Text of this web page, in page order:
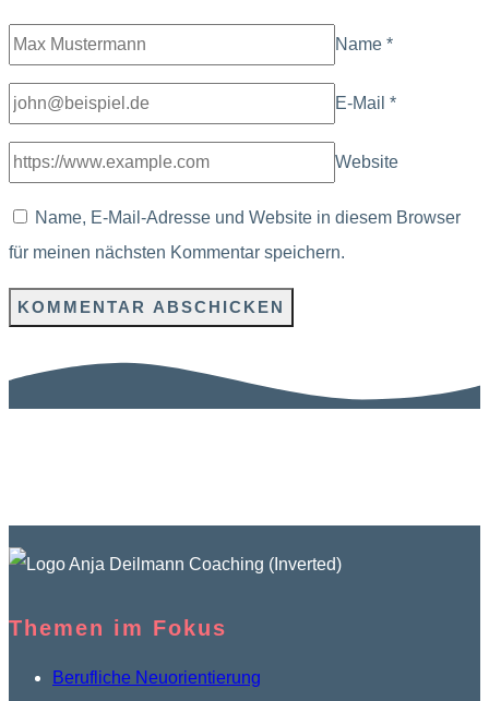
Name *
E-Mail *
Website
Name, E-Mail-Adresse und Website in diesem Browser
für meinen nächsten Kommentar speichern.
Themen im Fokus
Berufliche Neuorientierung